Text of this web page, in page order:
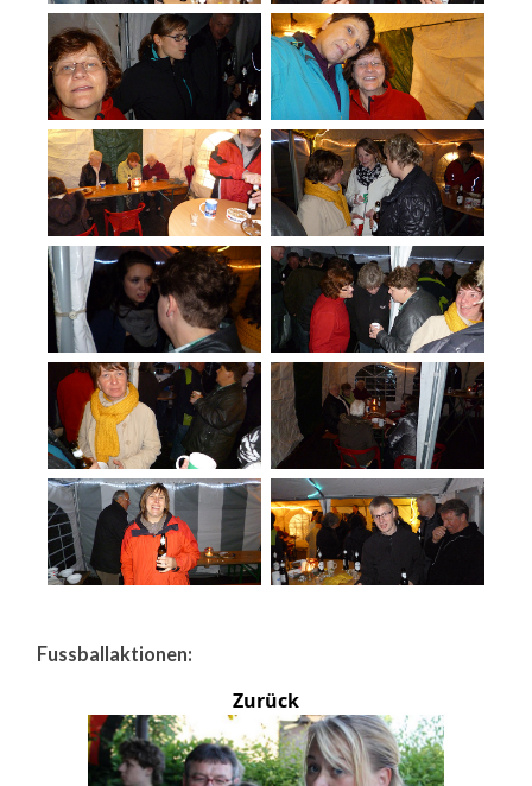
Fussballaktionen:
Zurück